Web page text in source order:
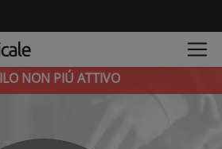
NON PIÚ ATTIVO